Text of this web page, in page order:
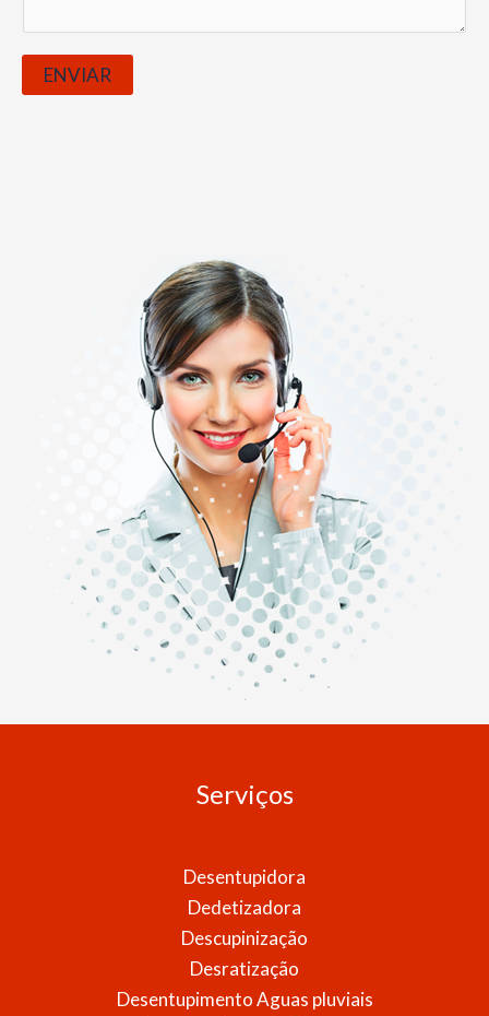
ENVIAR
Serviços
Desentupidora
Dedetizadora
Descupinização
Desratização
Desentupimento Aguas pluviais